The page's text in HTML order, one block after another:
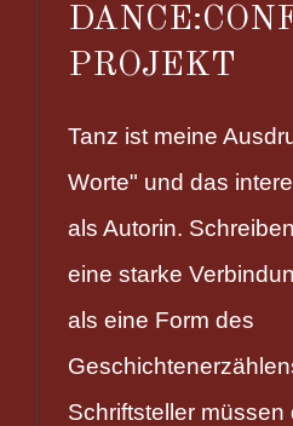
PROJEKT
Tanz ist meine
Worte" und das
als Autorin.
eine starke
als eine Form des
Schriftsteller müssen